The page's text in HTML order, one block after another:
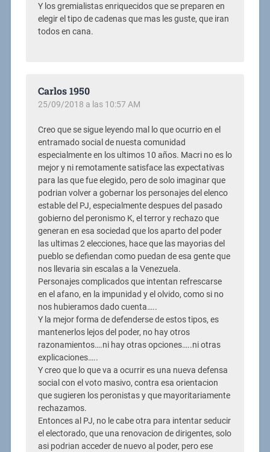
Y los gremialistas enriquecidos que se preparen en
elegir el tipo de cadenas que mas les guste, que iran
todos en cana.
Carlos 1950
25/09/2018 a las 10:57 AM
Creo que se sigue leyendo mal lo que ocurrio en el
entramado social de nuesta comunidad
especialmente en los ultimos 10 años. Macri no es lo
mejor y ni remotamente satisface las expectativas
para las que fue elegido, pero de solo imaginar que
podrian volver a gobernar los personajes del elenco
estable del PJ, especialmente despues del pasado
gobierno del peronismo K, el terror y rechazo que
generan en esa sociedad que los aparto del poder
las ultimas 2 elecciones, hace que las mayorias del
pueblo se defiendan como puedan de esa gente que
nos llevaria sin escalas a la Venezuela.
Personajes complicados que intentan refrescarse
en el afano, en la impunidad y el olvido, como si no
nos hubieramos dado cuenta…..
Y la mejor forma de defenderse de estos tipos, es
mantenerlos lejos del poder, no hay otros
razonamientos….ni hay otras opciones…..ni otras
explicaciones…..
Y creo que lo que va a ocurrir es una nueva defensa
social con el voto masivo, contra esa orientacion
que sugieren los peronistas y que mayoritariamente
rechazamos.
Entonces al PJ, no le cabe otra para intentar seducir
el electorado, que una renovacion de dirigentes, solo
asi podrian acceder de nuevo al poder, pero ese